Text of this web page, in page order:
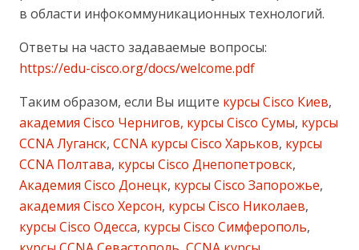
в области инфокоммуникационных технологий.
Ответы на часто задаваемые вопросы:
https://edu-cisco.org/docs/welcome.pdf
Таким образом, если Вы ищите курсы Cisco Киев,
академия Cisco Чернигов, курсы Cisco Сумы, курсы
CCNA Луганск, CCNA курсы Cisco Харьков, курсы
CCNA Полтава, курсы Cisco Днепопетровск,
Академия Cisco Донецк, курсы Cisco Запорожье,
академия Cisco Херсон, курсы Cisco Николаев,
курсы Cisco Одесса, курсы Cisco Симферополь,